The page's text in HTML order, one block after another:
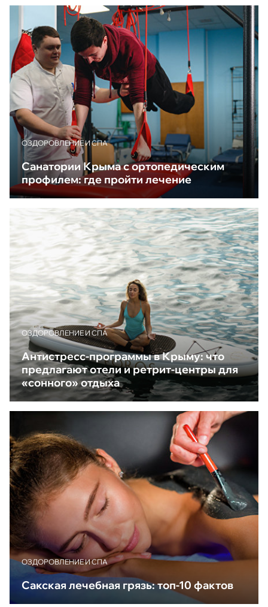
ОЗДОРОВЛЕНИЕ И СПА
Санатории Крыма с ортопедическим
профилем: где пройти лечение
ОЗДОРОВЛЕНИЕ И СПА
Антистресс-программы в Крыму: что
предлагают отели и ретрит-центры для
«сонного» отдыха
ОЗДОРОВЛЕНИЕ И СПА
Сакская лечебная грязь: топ-10 фактов